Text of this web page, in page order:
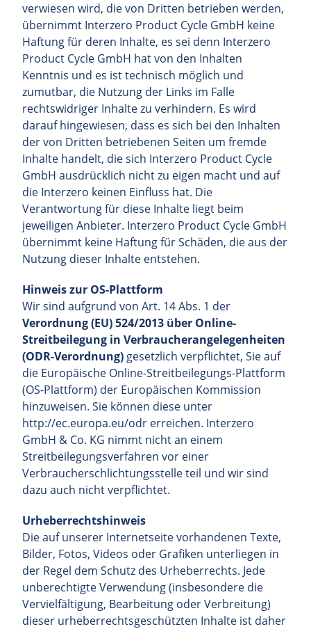
verwiesen wird, die von Dritten betrieben werden,
übernimmt Interzero Product Cycle GmbH keine
Haftung für deren Inhalte, es sei denn Interzero
Product Cycle GmbH hat von den Inhalten
Kenntnis und es ist technisch möglich und
zumutbar, die Nutzung der Links im Falle
rechtswidriger Inhalte zu verhindern. Es wird
darauf hingewiesen, dass es sich bei den Inhalten
der von Dritten betriebenen Seiten um fremde
Inhalte handelt, die sich Interzero Product Cycle
GmbH ausdrücklich nicht zu eigen macht und auf
die Interzero keinen Einfluss hat. Die
Verantwortung für diese Inhalte liegt beim
jeweiligen Anbieter. Interzero Product Cycle GmbH
übernimmt keine Haftung für Schäden, die aus der
Nutzung dieser Inhalte entstehen.
Hinweis zur OS-Plattform
Wir sind aufgrund von Art. 14 Abs. 1 der
Verordnung (EU) 524/2013 über Online-
Streitbeilegung in Verbraucherangelegenheiten
(ODR-Verordnung) gesetzlich verpflichtet, Sie auf
die Europäische Online-Streitbeilegungs-Plattform
(OS-Plattform) der Europäischen Kommission
hinzuweisen. Sie können diese unter
http://ec.europa.eu/odr erreichen. Interzero
GmbH & Co. KG nimmt nicht an einem
Streitbeilegungsverfahren vor einer
Verbraucherschlichtungsstelle teil und wir sind
dazu auch nicht verpflichtet.
Urheberrechtshinweis
Die auf unserer Internetseite vorhandenen Texte,
Bilder, Fotos, Videos oder Grafiken unterliegen in
der Regel dem Schutz des Urheberrechts. Jede
unberechtigte Verwendung (insbesondere die
Vervielfältigung, Bearbeitung oder Verbreitung)
dieser urheberrechtsgeschützten Inhalte ist daher